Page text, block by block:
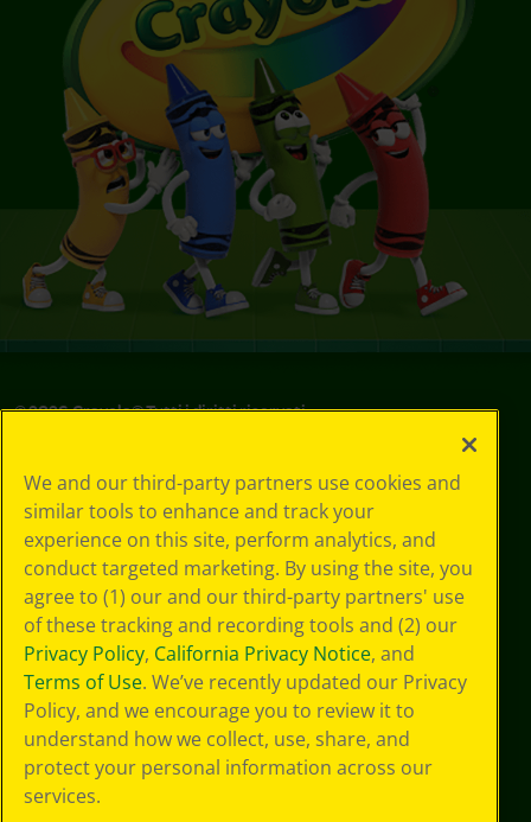
©2026Crayola® Tutti i diritti riservati.
in materia di
privacy
Informativa sulla
privacy
Termini SMS
GDPR
Informativa sulla
privacy di CA
Technologies
Preferenze cookie
Condizioni d'uso
Accessibilità web
Mappa del sito
We and our third-party partners use cookies and
similar tools to enhance and track your
experience on this site, perform analytics, and
conduct targeted marketing. By using the site, you
agree to (1) our and our third-party partners' use
of these tracking and recording tools and (2) our
Privacy Policy, California Privacy Notice, and
Terms of Use. We’ve recently updated our Privacy
Policy, and we encourage you to review it to
understand how we collect, use, share, and
protect your personal information across our
services.